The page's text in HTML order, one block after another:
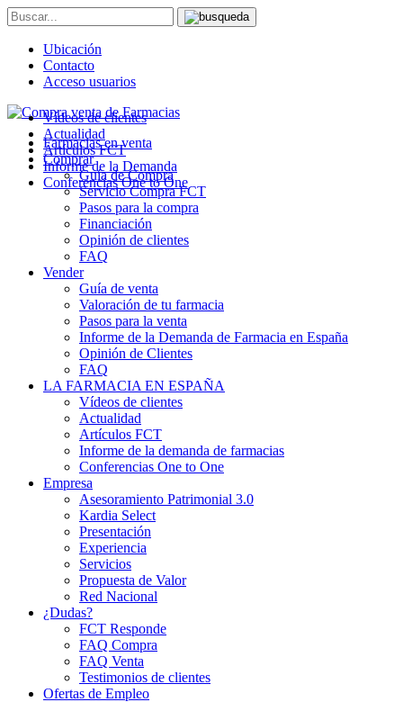
Ubicación
Contacto
Acceso usuarios
Farmacias en venta
Comprar
Guía de Compra
Servicio Compra FCT
Pasos para la compra
Financiación
Opinión de clientes
FAQ
Vender
Guía de venta
Valoración de tu farmacia
Pasos para la venta
Informe de la Demanda de Farmacia en España
Opinión de Clientes
FAQ
LA FARMACIA EN ESPAÑA
Vídeos de clientes
Actualidad
Artículos FCT
Informe de la demanda de farmacias
Conferencias One to One
Empresa
Asesoramiento Patrimonial 3.0
Kardia Select
Presentación
Experiencia
Servicios
Propuesta de Valor
Red Nacional
¿Dudas?
FCT Responde
FAQ Compra
FAQ Venta
Testimonios de clientes
Ofertas de Empleo
Vídeos de clientes
Actualidad
Artículos FCT
Informe de la Demanda
Conferencias One to One